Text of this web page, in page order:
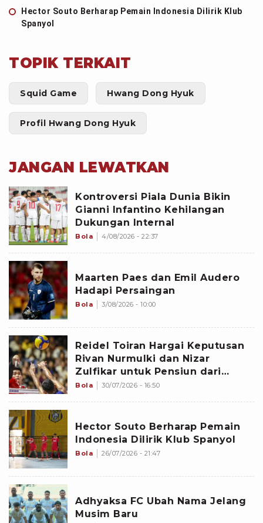
Hector Souto Berharap Pemain Indonesia Dilirik Klub
Spanyol
TOPIK TERKAIT
Squid Game Hwang Dong Hyuk
Profil Hwang Dong Hyuk
JANGAN LEWATKAN
Kontroversi Piala Dunia Bikin
Gianni Infantino Kehilangan
Dukungan Internal
Bola 4/08/2026 - 22:37
Maarten Paes dan Emil Audero
Hadapi Persaingan
Bola 3/08/2026 - 10:00
Reidel Toiran Hargai Keputusan
Rivan Nurmulki dan Nizar
Zulfikar untuk Pensiun dari
Timnas Voli Indonesia
Bola 30/07/2026 - 16:50
Hector Souto Berharap Pemain
Indonesia Dilirik Klub Spanyol
Bola 26/07/2026 - 21:47
Adhyaksa FC Ubah Nama Jelang
Musim Baru